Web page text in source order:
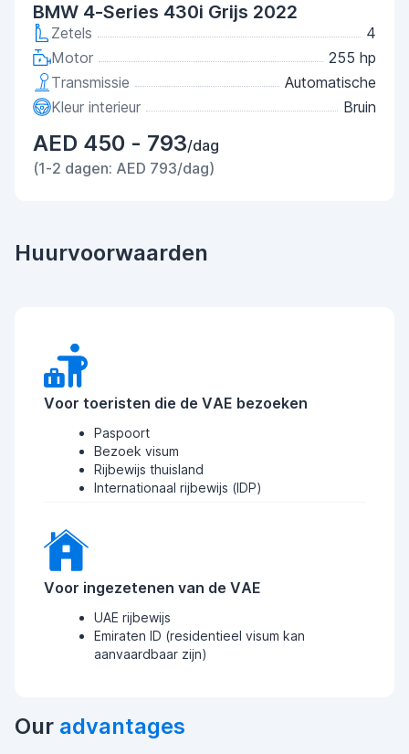
BMW 4-Series 430i Grijs 2022
Zetels
4
Motor
255 hp
Transmissie
Automatische
Kleur interieur
Bruin
AED 450 - 793/dag
(1-2 dagen: AED 793/dag)
Huurvoorwaarden
Voor toeristen die de VAE bezoeken
Paspoort
Bezoek visum
Rijbewijs thuisland
Internationaal rijbewijs (IDP)
Voor ingezetenen van de VAE
UAE rijbewijs
Emiraten ID (residentieel visum kan
aanvaardbaar zijn)
Our advantages